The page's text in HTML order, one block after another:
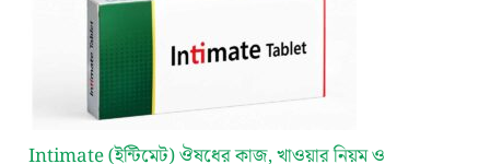
Intimate (ইন্টিমেট) ঔষধের কাজ, খাওয়ার নিয়ম ও